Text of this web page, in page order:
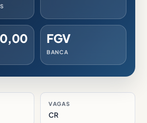
FGV
BANCA
VAGAS
CR